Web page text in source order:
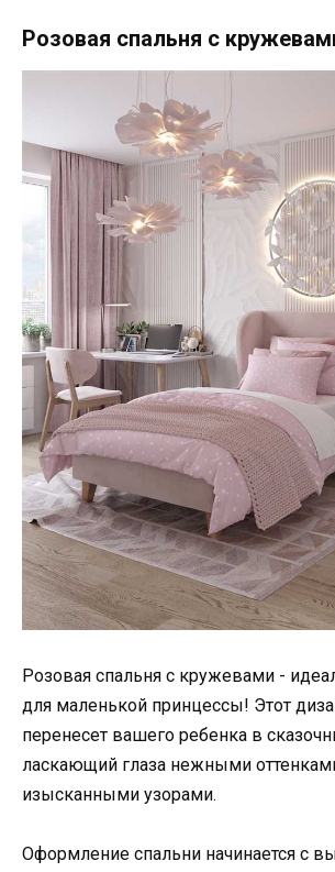
Розовая спальня с
Розовая спальня с кружевами -
для маленькой принцессы! Этот
перенесет вашего ребенка в
ласкающий глаза нежными
изысканными узорами.
Оформление спальни начинается с